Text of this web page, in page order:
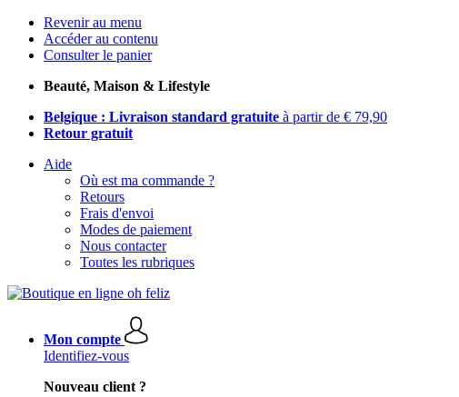
Revenir au menu
Accéder au contenu
Consulter le panier
Beauté, Maison & Lifestyle
Belgique : Livraison standard gratuite à partir de € 79,90
Retour gratuit
Aide
Où est ma commande ?
Retours
Frais d'envoi
Modes de paiement
Nous contacter
Toutes les rubriques
Mon compte
Identifiez-vous
Nouveau client ?